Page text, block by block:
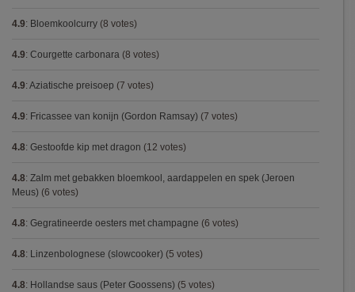
4.9: Bloemkoolcurry (8 votes)
4.9: Courgette carbonara (8 votes)
4.9: Aziatische preisoep (7 votes)
4.9: Fricassee van konijn (Gordon Ramsay) (7 votes)
4.8: Gestoofde kip met dragon (12 votes)
4.8: Zalm met gebakken bloemkool, aardappelen en spek (Jeroen
Meus) (6 votes)
4.8: Gegratineerde oesters met champagne (6 votes)
4.8: Linzenbolognese (slowcooker) (5 votes)
4.8: Hollandse saus (Peter Goossens) (5 votes)